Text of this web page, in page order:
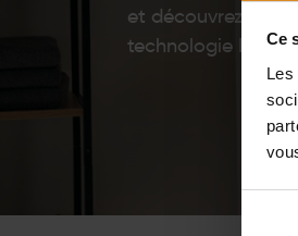
Ce
et découvrez
technologie EMS